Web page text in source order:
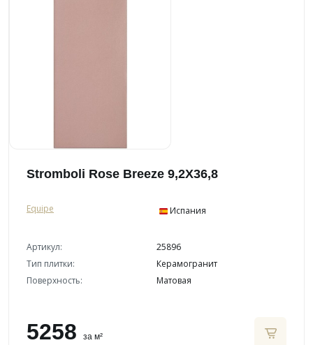
Stromboli Rose Breeze 9,2X36,8
Equipe Испания
Артикул:
25896
Тип плитки:
Керамогранит
Поверхность:
Матовая
5258 за м²